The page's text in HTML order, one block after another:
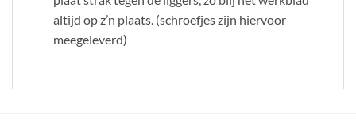
altijd op z’n plaats. (schroefjes zijn hiervoor
meegeleverd)